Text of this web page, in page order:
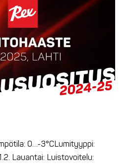
0…-3°CLumityyppi:
Lauantai: Luistovoitelu: